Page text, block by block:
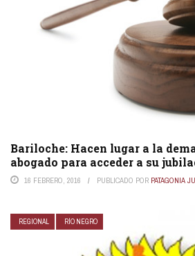
Bariloche: Hacen lugar a la
abogado para acceder a su
16 FEBRERO, 2016 PUBLICADO POR PATAGONIA
REGIONAL RÍO NEGRO